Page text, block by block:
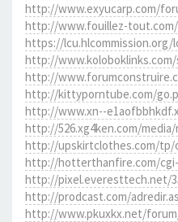
http://www.exyucarp.com/
http://www.fouillez-tout.com/
https://lcu.hlcommission.org/
http://
http://
http://kittyporntube.com/
http://www.xn--
http://526.xg4ken.com/media/
http://upskirtclothes.com/tp/
http://hotterthanfire.com/cgi-
http://pixel.everesttech.net/
http://prodcast.com/
http://www.pkuxkx.net/